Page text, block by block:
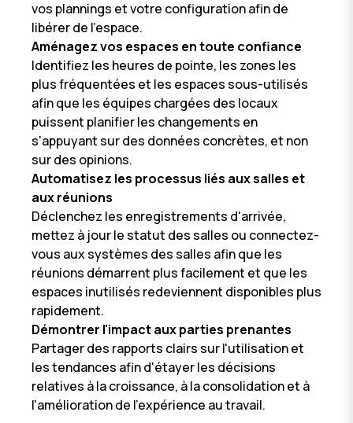
vos plannings et votre configuration afin de
libérer de l'espace.
Aménagez vos espaces en toute confiance
Identifiez les heures de pointe, les zones les
plus fréquentées et les espaces sous-utilisés
afin que les équipes chargées des locaux
puissent planifier les changements en
s'appuyant sur des données concrètes, et non
sur des opinions.
Automatisez les processus liés aux salles et
aux réunions
Déclenchez les enregistrements d'arrivée,
mettez à jour le statut des salles ou connectez-
vous aux systèmes des salles afin que les
réunions démarrent plus facilement et que les
espaces inutilisés redeviennent disponibles plus
rapidement.
Démontrer l'impact aux parties prenantes
Partager des rapports clairs sur l'utilisation et
les tendances afin d'étayer les décisions
relatives à la croissance, à la consolidation et à
l'amélioration de l'expérience au travail.